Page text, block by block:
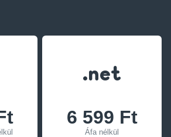
.net
6 599 Ft
Áfa nélkül